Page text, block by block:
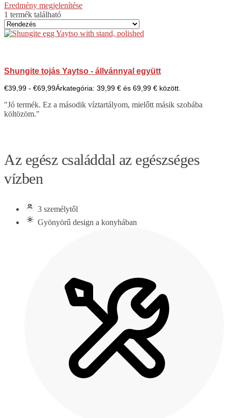
Eredmény megjelenítése
1 termék található
Shungite tojás Yaytso - állvánnyal együtt
€39,99 - €69,99Árkategória: 39,99 € és 69,99 € között.
"Jó termék. Ez a második víztartályom, mielőtt másik szobába
költözöm."
Az egész családdal az egészséges
vízben
3 személytől
Gyönyörű design a konyhában